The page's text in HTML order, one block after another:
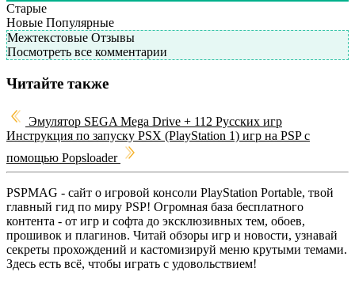
Старые
Новые Популярные
Межтекстовые Отзывы
Посмотреть все комментарии
Читайте также
Эмулятор SEGA Mega Drive + 112 Русских игр
Инструкция по запуску PSX (PlayStation 1) игр на PSP с
помощью Popsloader
PSPMAG - cайт о игровой консоли PlayStation Portable, твой
главный гид по миру PSP! Огромная база бесплатного
контента - от игр и софта до эксклюзивных тем, обоев,
прошивок и плагинов. Читай обзоры игр и новости, узнавай
секреты прохождений и кастомизируй меню крутыми темами.
Здесь есть всё, чтобы играть с удовольствием!